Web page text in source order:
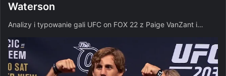
Waterson
Analizy i typowanie gali UFC on FOX 22 z Paige VanZant i…